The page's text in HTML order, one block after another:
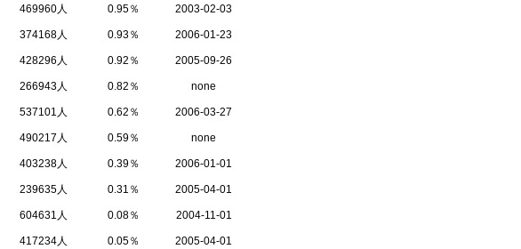
469960人 0.95％ 2003-02-03
374168人 0.93％ 2006-01-23
428296人 0.92％ 2005-09-26
266943人 0.82％ none
537101人 0.62％ 2006-03-27
490217人 0.59％ none
403238人 0.39％ 2006-01-01
239635人 0.31％ 2005-04-01
604631人 0.08％ 2004-11-01
417234人 0.05％ 2005-04-01